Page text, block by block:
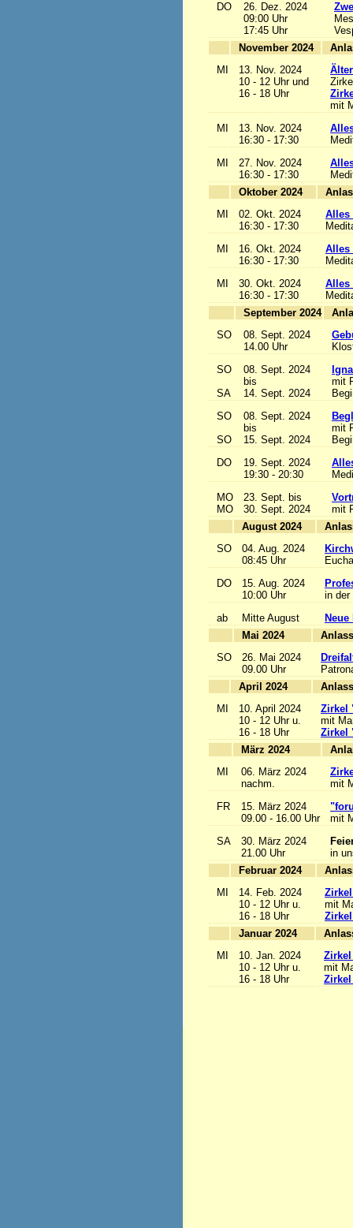
DO
26. Dez. 2024
09:00 Uhr
17:45 Uhr
November 2024
MI
13. Nov. 2024
10 - 12 Uhr und
16 - 18 Uhr
mit
MI
13. Nov. 2024
16:30 - 17:30
MI
27. Nov. 2024
16:30 - 17:30
Oktober 2024
MI
02. Okt. 2024
16:30 - 17:30
Alles
MI
16. Okt. 2024
16:30 - 17:30
Alles
MI
30. Okt. 2024
16:30 - 17:30
Alles
September 2024
SO
08. Sept. 2024
14.00 Uhr
SO
SA
08. Sept. 2024
bis
14. Sept. 2024
mit
SO
SO
08. Sept. 2024
bis
15. Sept. 2024
mit
DO
19. Sept. 2024
19:30 - 20:30
MO
MO
23. Sept. bis
30. Sept. 2024
mit
August 2024
SO
04. Aug. 2024
08:45 Uhr
DO
15. Aug. 2024
10:00 Uhr
in der
ab
Mitte August
Mai 2024
SO
26. Mai 2024
09.00 Uhr
April 2024
MI
10. April 2024
10 - 12 Uhr u.
16 - 18 Uhr
Zirkel
mit
Zirkel
März 2024
MI
06. März 2024
nachm.
mit
FR
15. März 2024
09.00 - 16.00 Uhr
mit
SA
30. März 2024
21.00 Uhr
in
Februar 2024
MI
14. Feb. 2024
10 - 12 Uhr u.
16 - 18 Uhr
mit
Januar 2024
MI
10. Jan. 2024
10 - 12 Uhr u.
16 - 18 Uhr
mit